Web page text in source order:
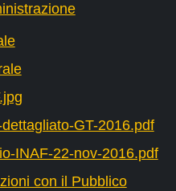
GT-2016.pdf
INAF-22-nov-2016.pdf
con il Pubblico